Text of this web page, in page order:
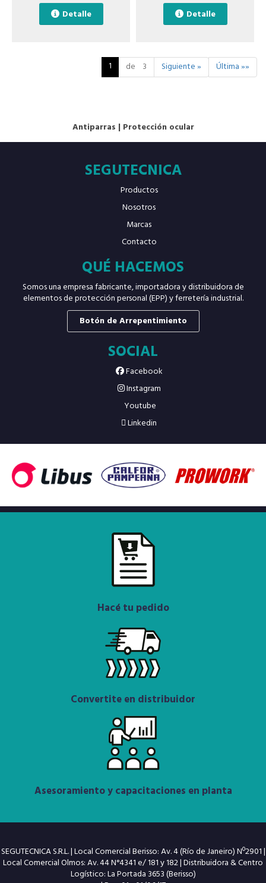
Detalle Detalle
1 de 3 Siguiente » Última »»
Antiparras | Protección ocular
SEGUTECNICA
Productos
Nosotros
Marcas
Contacto
QUÉ HACEMOS
Somos una empresa fabricante, importadora y distribuidora de
elementos de protección personal (EPP) y ferretería industrial.
Botón de Arrepentimiento
SOCIAL
Facebook
Instagram
Youtube
Linkedin
Hacé tu pedido
Convertite en distribuidor
Asesoramiento y capacitaciones en planta
SEGUTECNICA S.R.L. | Local Comercial Berisso: Av. 4 (Río de Janeiro) Nº2901 |
Local Comercial Olmos: Av. 44 N°4341 e/ 181 y 182 | Distribuidora & Centro
Logístico: La Portada 3653 (Berisso)